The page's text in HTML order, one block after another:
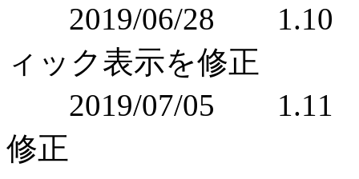
2019/06/28 1.10
ィック表示を修正
2019/07/05 1.11
修正